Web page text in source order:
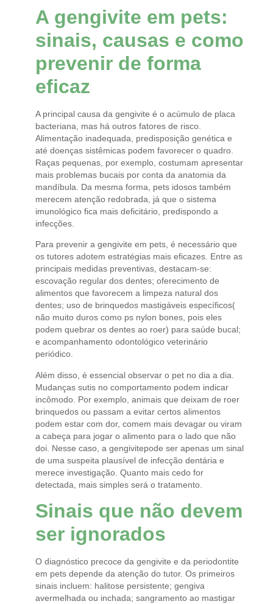
A gengivite em pets:
sinais, causas e como
prevenir de forma
eficaz
A principal causa da gengivite é o acúmulo de placa
bacteriana, mas há outros fatores de risco.
Alimentação inadequada, predisposição genética e
até doenças sistêmicas podem favorecer o quadro.
Raças pequenas, por exemplo, costumam apresentar
mais problemas bucais por conta da anatomia da
mandíbula. Da mesma forma, pets idosos também
merecem atenção redobrada, já que o sistema
imunológico fica mais deficitário, predispondo a
infecções.
Para prevenir a gengivite em pets, é necessário que
os tutores adotem estratégias mais eficazes. Entre as
principais medidas preventivas, destacam-se:
escovação regular dos dentes; oferecimento de
alimentos que favorecem a limpeza natural dos
dentes; uso de brinquedos mastigáveis específicos(
não muito duros como ps nylon bones, pois eles
podem quebrar os dentes ao roer) para saúde bucal;
e acompanhamento odontológico veterinário
periódico.
Além disso, é essencial observar o pet no dia a dia.
Mudanças sutis no comportamento podem indicar
incômodo. Por exemplo, animais que deixam de roer
brinquedos ou passam a evitar certos alimentos
podem estar com dor, comem mais devagar ou viram
a cabeça para jogar o alimento para o lado que não
doi. Nesse caso, a gengivitepode ser apenas um sinal
de uma suspeita plausível de infecção dentária e
merece investigação. Quanto mais cedo for
detectada, mais simples será o tratamento.
Sinais que não devem
ser ignorados
O diagnóstico precoce da gengivite e da periodontite
em pets depende da atenção do tutor. Os primeiros
sinais incluem: halitose persistente; gengiva
avermelhada ou inchada; sangramento ao mastigar